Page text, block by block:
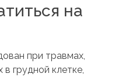
на
при травмах,
грудной клетке,